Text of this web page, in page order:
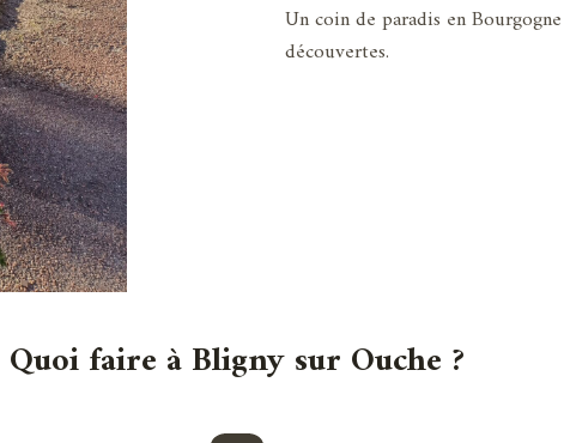
Un coin de paradis en
découvertes.
Quoi faire à Bligny sur Ouche ?